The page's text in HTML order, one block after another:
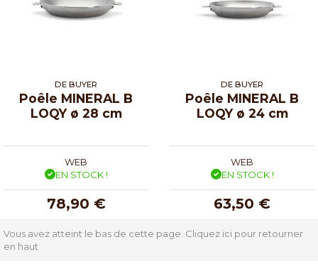
DE BUYER
Poêle MINERAL B
LOQY ø 28 cm
WEB
EN STOCK !
78,90 €
DE BUYER
Poêle MINERAL B
LOQY ø 24 cm
WEB
EN STOCK !
63,50 €
Vous avez atteint le bas de cette page. Cliquez ici pour retourner
en haut